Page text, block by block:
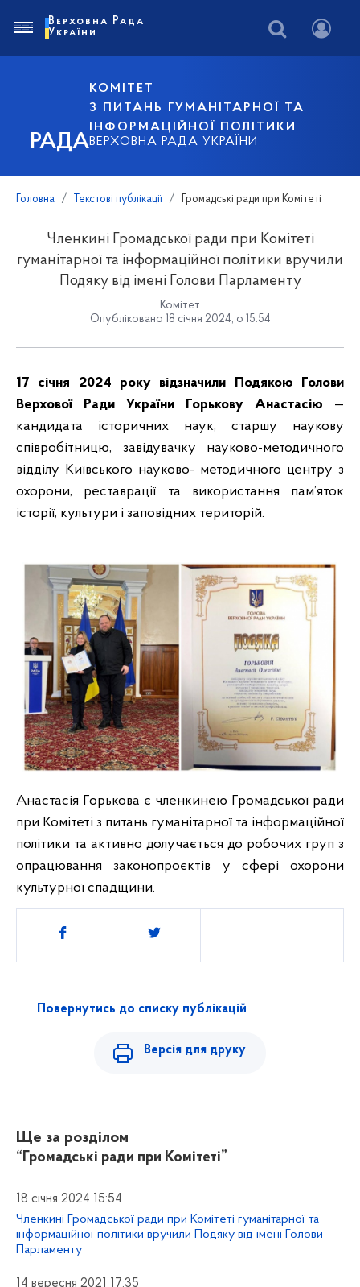
РАДА
КОМІТЕТ
З ПИТАНЬ ГУМАНІТАРНОЇ ТА
ІНФОРМАЦІЙНОЇ ПОЛІТИКИ
ВЕРХОВНА РАДА УКРАЇНИ
Верховна Рада
України
Головна Текстові публікації Громадські ради при Комітеті
Членкині Громадської ради при Комітеті
гуманітарної та інформаційної політики вручили
Подяку від імені Голови Парламенту
Комітет
Опубліковано 18 січня 2024, о 15:54
17 січня 2024 року відзначили Подякою Голови
Верхової Ради України Горькову Анастасію —
кандидата історичних наук, старшу наукову
співробітницю, завідувачку науково-методичного
відділу Київського науково- методичного центру з
охорони, реставрації та використання пам’яток
історії, культури і заповідних територій.
Анастасія Горькова є членкинею Громадської ради
при Комітеті з питань гуманітарної та інформаційної
політики та активно долучається до робочих груп з
опрацювання законопроєктів у сфері охорони
культурної спадщини.
Поділитись
Повернутись до списку публікацій
Версія для друку
Ще за розділом
“Громадські ради при Комітеті”
18 січня 2024 15:54
Членкині Громадської ради при Комітеті гуманітарної та
інформаційної політики вручили Подяку від імені Голови
Парламенту
14 вересня 2021 17:35